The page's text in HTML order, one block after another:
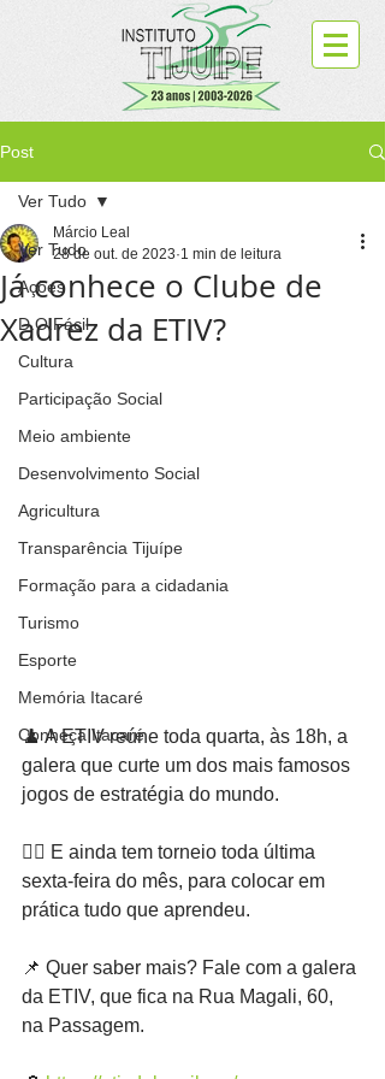
Post
Ver Tudo
Ações
D.O.Fácil
Cultura
Participação Social
Meio ambiente
Desenvolvimento Social
Agricultura
Transparência Tijuípe
Formação para a cidadania
Turismo
Esporte
Memória Itacaré
Conheça Itacaré
Ver Tudo
Já conhece o Clube de
Xadrez da ETIV?
Márcio Leal
28 de out. de 2023 1 min de leitura
♟️ A ETIV reúne toda quarta, às 18h, a
galera que curte um dos mais famosos
jogos de estratégia do mundo.
👍🏿 E ainda tem torneio toda última
sexta-feira do mês, para colocar em
prática tudo que aprendeu.
📌 Quer saber mais? Fale com a galera
da ETIV, que fica na Rua Magali, 60,
na Passagem.